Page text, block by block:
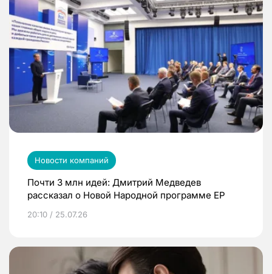
Новости компаний
Почти 3 млн идей: Дмитрий Медведев
рассказал о Новой Народной программе ЕР
20:10 / 25.07.26